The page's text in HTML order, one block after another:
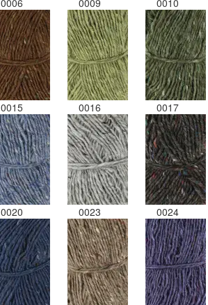
0015 0016 0017
0020 0023 0024